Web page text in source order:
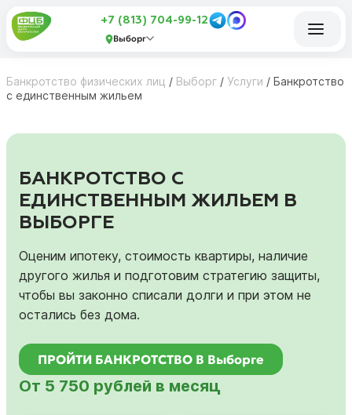
+7 (813) 704-99-12
Выборг
Банкротство физических лиц / Выборг / Услуги / Банкротство
с единственным жильем
БАНКРОТСТВО С
ЕДИНСТВЕННЫМ ЖИЛЬЕМ В
ВЫБОРГЕ
Оценим ипотеку, стоимость квартиры, наличие
другого жилья и подготовим стратегию защиты,
чтобы вы законно списали долги и при этом не
остались без дома.
ПРОЙТИ БАНКРОТСТВО В Выборге
От 5 750 рублей в месяц